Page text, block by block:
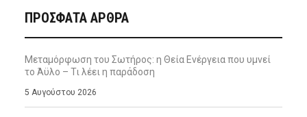
ΠΡΌΣΦΑΤΑ ΆΡΘΡΑ
Μεταμόρφωση του Σωτήρος: η Θεία Ενέργεια που υμνεί
το Άϋλο – Τι λέει η παράδοση
5 Αυγούστου 2026